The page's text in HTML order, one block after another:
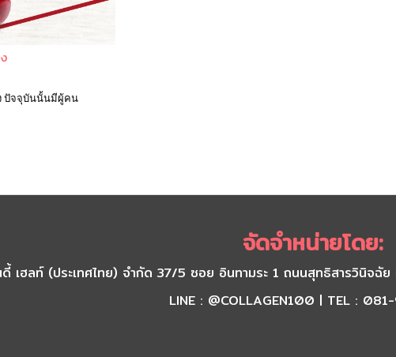
ปัจจุบันนั้นมีผู้คน
จัดจำหน่ายโดย:
เฮลท์ (ประเทศไทย) จำกัด 37/5 ซอย อินทามระ 1 ถนนสุทธิสารวินิจฉั
LINE : @COLLAGEN100 | TEL :